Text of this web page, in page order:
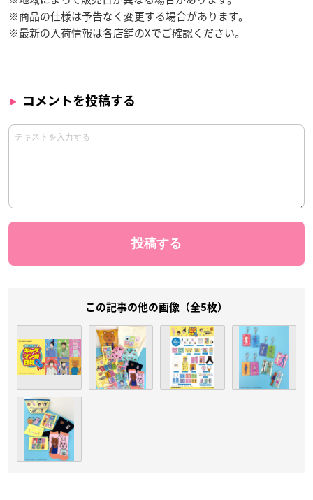
※商品の仕様は予告なく変更する場合があります。
※最新の入荷情報は各店舗のXでご確認ください。
コメントを投稿する
この記事の他の画像（全5枚）